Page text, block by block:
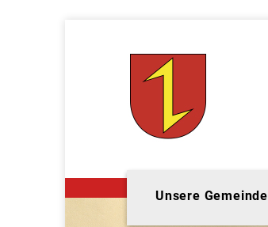
Unsere Gemeinde